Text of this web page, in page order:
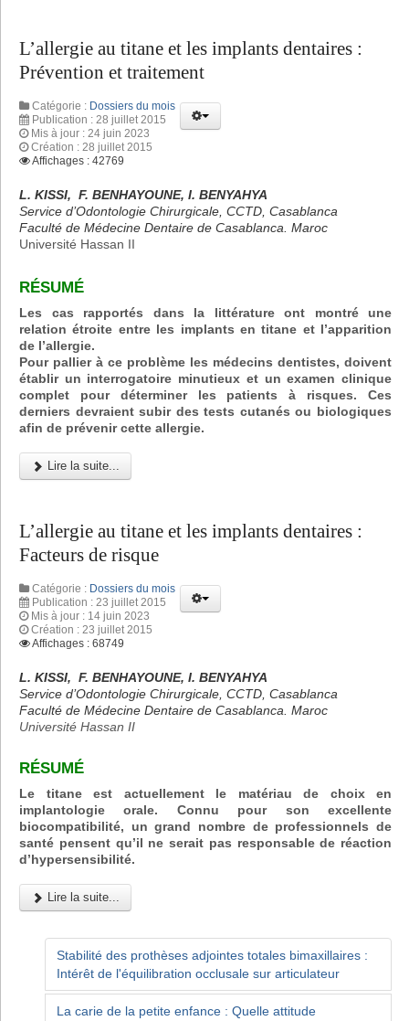
L’allergie au titane et les implants dentaires :
Prévention et traitement
Catégorie : Dossiers du mois
Publication : 28 juillet 2015
Mis à jour : 24 juin 2023
Création : 28 juillet 2015
Affichages : 42769
L. KISSI, F. BENHAYOUNE, I. BENYAHYA
Service d’Odontologie Chirurgicale, CCTD, Casablanca
Faculté de Médecine Dentaire de Casablanca. Maroc
Université Hassan II
RÉSUMÉ
Les cas rapportés dans la littérature ont montré une
relation étroite entre les implants en titane et l’apparition
de l’allergie.
Pour pallier à ce problème les médecins dentistes, doivent
établir un interrogatoire minutieux et un examen clinique
complet pour déterminer les patients à risques. Ces
derniers devraient subir des tests cutanés ou biologiques
afin de prévenir cette allergie.
Lire la suite...
L’allergie au titane et les implants dentaires :
Facteurs de risque
Catégorie : Dossiers du mois
Publication : 23 juillet 2015
Mis à jour : 14 juin 2023
Création : 23 juillet 2015
Affichages : 68749
L. KISSI, F. BENHAYOUNE, I. BENYAHYA
Service d’Odontologie Chirurgicale, CCTD, Casablanca
Faculté de Médecine Dentaire de Casablanca. Maroc
Université Hassan II
RÉSUMÉ
Le titane est actuellement le matériau de choix en
implantologie orale. Connu pour son excellente
biocompatibilité, un grand nombre de professionnels de
santé pensent qu’il ne serait pas responsable de réaction
d’hypersensibilité.
Lire la suite...
Stabilité des prothèses adjointes totales bimaxillaires :
Intérêt de l'équilibration occlusale sur articulateur
La carie de la petite enfance : Quelle attitude